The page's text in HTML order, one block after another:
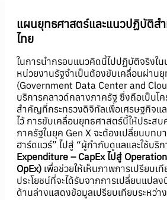
แผนยุทธศาสตร์และแนวปฏิบัติส
ไทย
ในการนำกรอบแนวคิดนี้ไปปฏิบัติจริงใน
หน่วยงานรัฐจำเป็นต้องขับเคลื่อนผ่านยุ
(Government Data Center and
บริการคลาวด์กลางภาครัฐ ซึ่งถือเป็นโ
สำคัญที่กระทรวงดิจิทัลเพื่อเศรษฐกิจแ
ไว้ การขับเคลื่อนยุทธศาสตร์นี้ให้ประสบ
ภาครัฐในยุค Gen X จะต้องเปลี่ยนบท
ฮาร์ดแวร์” ไปสู่ “ผู้กำกับดูแลและใช้บริก
Expenditure – CapEx ไปสู่
OpEx) เพื่อช่วยให้เห็นภาพการเปรียบเ
ประโยชน์ที่จะได้รับจากการเปลี่ยนแปล
ด้านล่างแสดงข้อมูลเปรียบเทียบระหว่